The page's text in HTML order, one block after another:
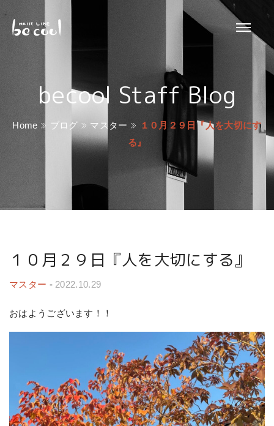
becool Staff Blog
Home ブログ マスター
１０月２９日『人を大切にす
る』
１０月２９日『人を大切にする』
マスター - 2022.10.29
おはようございます！！